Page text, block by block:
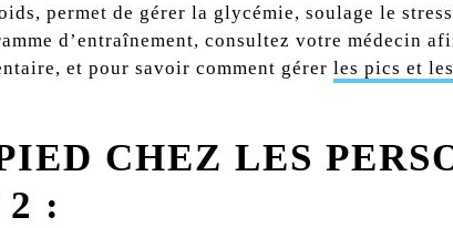
permet de gérer la glycémie, soulage le
d’entraînement, consultez votre médecin
et pour savoir comment gérer les pics et
CHEZ LES
: